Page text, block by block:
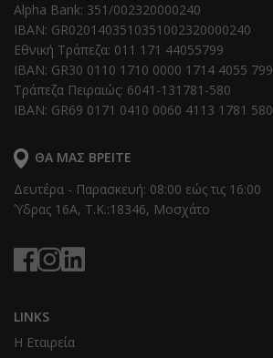
Alpha Bank: 351/002320000240
IBAN: GR0201403510351002320000240
Εθνική Τράπεζα: 011 171 44055799
IBAN: GR30 0110 1710 0000 1714 4055 799
Τράπεζα Πειραιώς: 6041-131781-580
IBAN: GR69 0171 0410 0060 4113 1781 580
ΘΑ ΜΑΣ ΒΡΕΊΤΕ
Δευτέρα - Παρασκευή: 08:00 εώς τις 16:00
Ύδρας 16Α, T.K.:18346, Μοσχάτο
LINKS
Η Εταιρεία